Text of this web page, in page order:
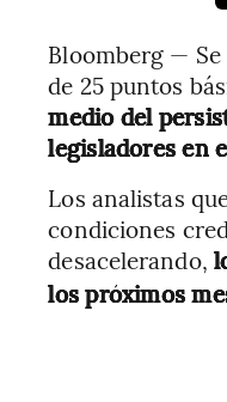
Bloomberg — Se
de 25 puntos
medio del
legisladores en
Los analistas
condiciones
desacelerando,
los próximos